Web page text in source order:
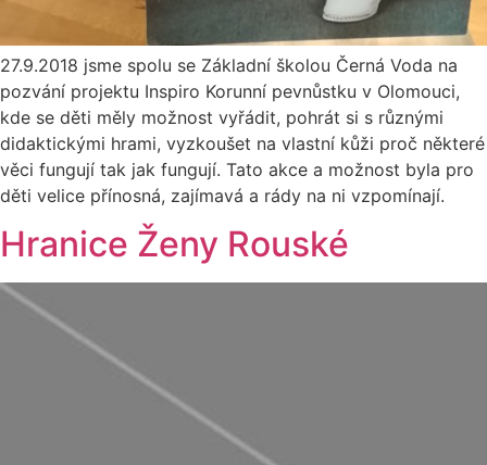
27.9.2018 jsme spolu se Základní školou Černá Voda na
pozvání projektu Inspiro Korunní pevnůstku v Olomouci,
kde se děti měly možnost vyřádit, pohrát si s různými
didaktickými hrami, vyzkoušet na vlastní kůži proč některé
věci fungují tak jak fungují. Tato akce a možnost byla pro
děti velice přínosná, zajímavá a rády na ni vzpomínají.
Hranice Ženy Rouské